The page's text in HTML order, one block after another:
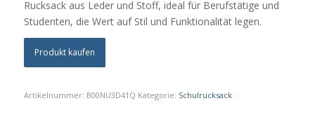
Rucksack aus Leder und Stoff, ideal für Berufstätige und
Studenten, die Wert auf Stil und Funktionalität legen.
Produkt kaufen
Artikelnummer: B00NU3D41Q Kategorie: Schulrucksack